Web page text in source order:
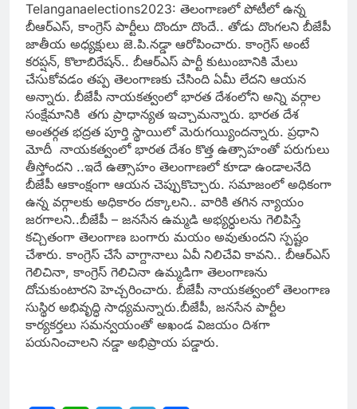
Telanganaelections2023: తెలంగాణలో పోటీలో ఉన్న
బీఆర్ఎస్, కాంగ్రెస్ పార్టీలు దొందూ దొందే.. తోడు దొంగలని బీజేపీ
జాతీయ అధ్యక్షులు జె.పి.నడ్డా ఆరోపించారు. కాంగ్రెస్ అంటే
కరప్షన్, కొలాబిరేషన్.. బీఆర్ఎస్ పార్టీ కుటుంబానికి మేలు
చేసుకోవడం తప్ప తెలంగాణకు చేసింది ఏమీ లేదని ఆయన
అన్నారు. బీజేపీ నాయకత్వంలో భారత దేశంలోని అన్ని వర్గాల
సంక్షేమానికి తగు ప్రాధాన్యత ఇచ్చామన్నారు. భారత దేశ
అంతర్గత భద్రత పూర్తి స్థాయిలో మెరుగయ్యిందన్నారు. ప్రధాని
మోదీ నాయకత్వంలో భారత దేశం కొత్త ఉత్సాహంతో పరుగులు
తీస్తోందని ..ఇదే ఉత్సాహం తెలంగాణలో కూడా ఉండాలనేది
బీజేపీ ఆకాంక్షంగా ఆయన చెప్పుకొచ్చారు. సమాజంలో అధికంగా
ఉన్న వర్గాలకు అధికారం దక్కాలని.. వారికి తగిన న్యాయం
జరగాలని..బీజేపీ – జనసేన ఉమ్మడి అభ్యర్ధులను గెలిపిస్తే
కచ్చితంగా తెలంగాణ బంగారు మయం అవుతుందని స్పష్టం
చేశారు. కాంగ్రెస్ చేసే వాగ్దానాలు ఏవీ నిలిచేవి కావని.. బీఆర్ఎస్
గెలిచినా, కాంగ్రెస్ గెలిచినా ఉమ్మడిగా తెలంగాణను
దోచుకుంటారని హెచ్చరించారు. బీజేపీ నాయకత్వంలో తెలంగాణ
సుస్థిర అభివృద్ధి సాధ్యమన్నారు.బీజేపీ, జనసేన పార్టీల
కార్యకర్తలు సమన్వయంతో అఖండ విజయం దిశగా
పయనించాలని నడ్డా అభిప్రాయ పడ్డారు.